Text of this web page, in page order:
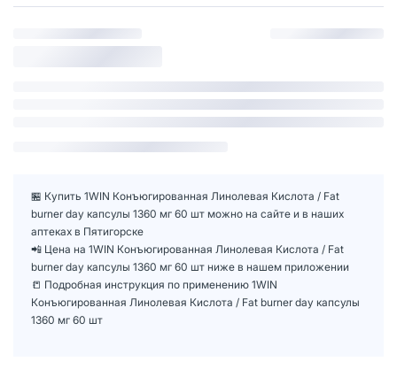
🏪 Купить 1WIN Конъюгированная Линолевая Кислота / Fat
burner day капсулы 1360 мг 60 шт можно на сайте и в наших
аптеках в Пятигорске
📲 Цена на 1WIN Конъюгированная Линолевая Кислота / Fat
burner day капсулы 1360 мг 60 шт ниже в нашем приложении
📒 Подробная инструкция по применению 1WIN
Конъюгированная Линолевая Кислота / Fat burner day капсулы
1360 мг 60 шт